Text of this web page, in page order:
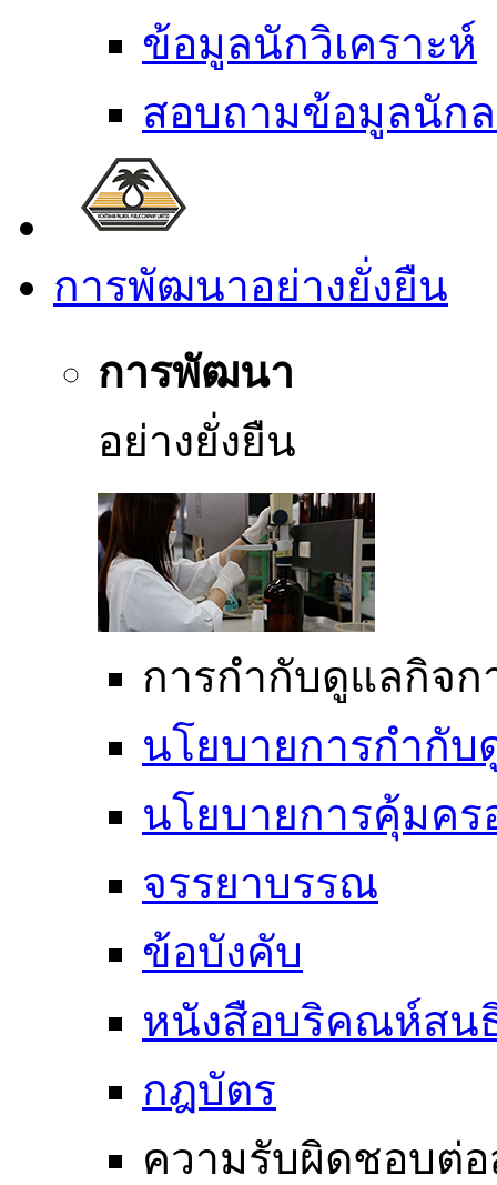
ข้อมูลนักวิเคราะห์
สอบถามข้อมูลนัก
การพัฒนาอย่างยั่งยืน
การพัฒนา
อย่างยั่งยืน
การกำกับดูแลกิจก
นโยบายการกำกั
นโยบายการคุ้มค
จรรยาบรรณ
ข้อบังคับ
หนังสือบริคณห์สน
กฎบัตร
ความรับผิดชอบต่